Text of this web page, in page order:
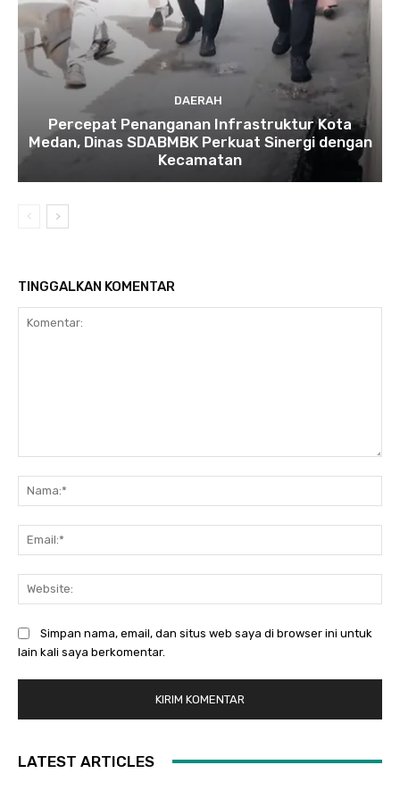
DAERAH
Percepat Penanganan Infrastruktur Kota
Medan, Dinas SDABMBK Perkuat Sinergi dengan
Kecamatan
TINGGALKAN KOMENTAR
Simpan nama, email, dan situs web saya di browser ini untuk
lain kali saya berkomentar.
LATEST ARTICLES